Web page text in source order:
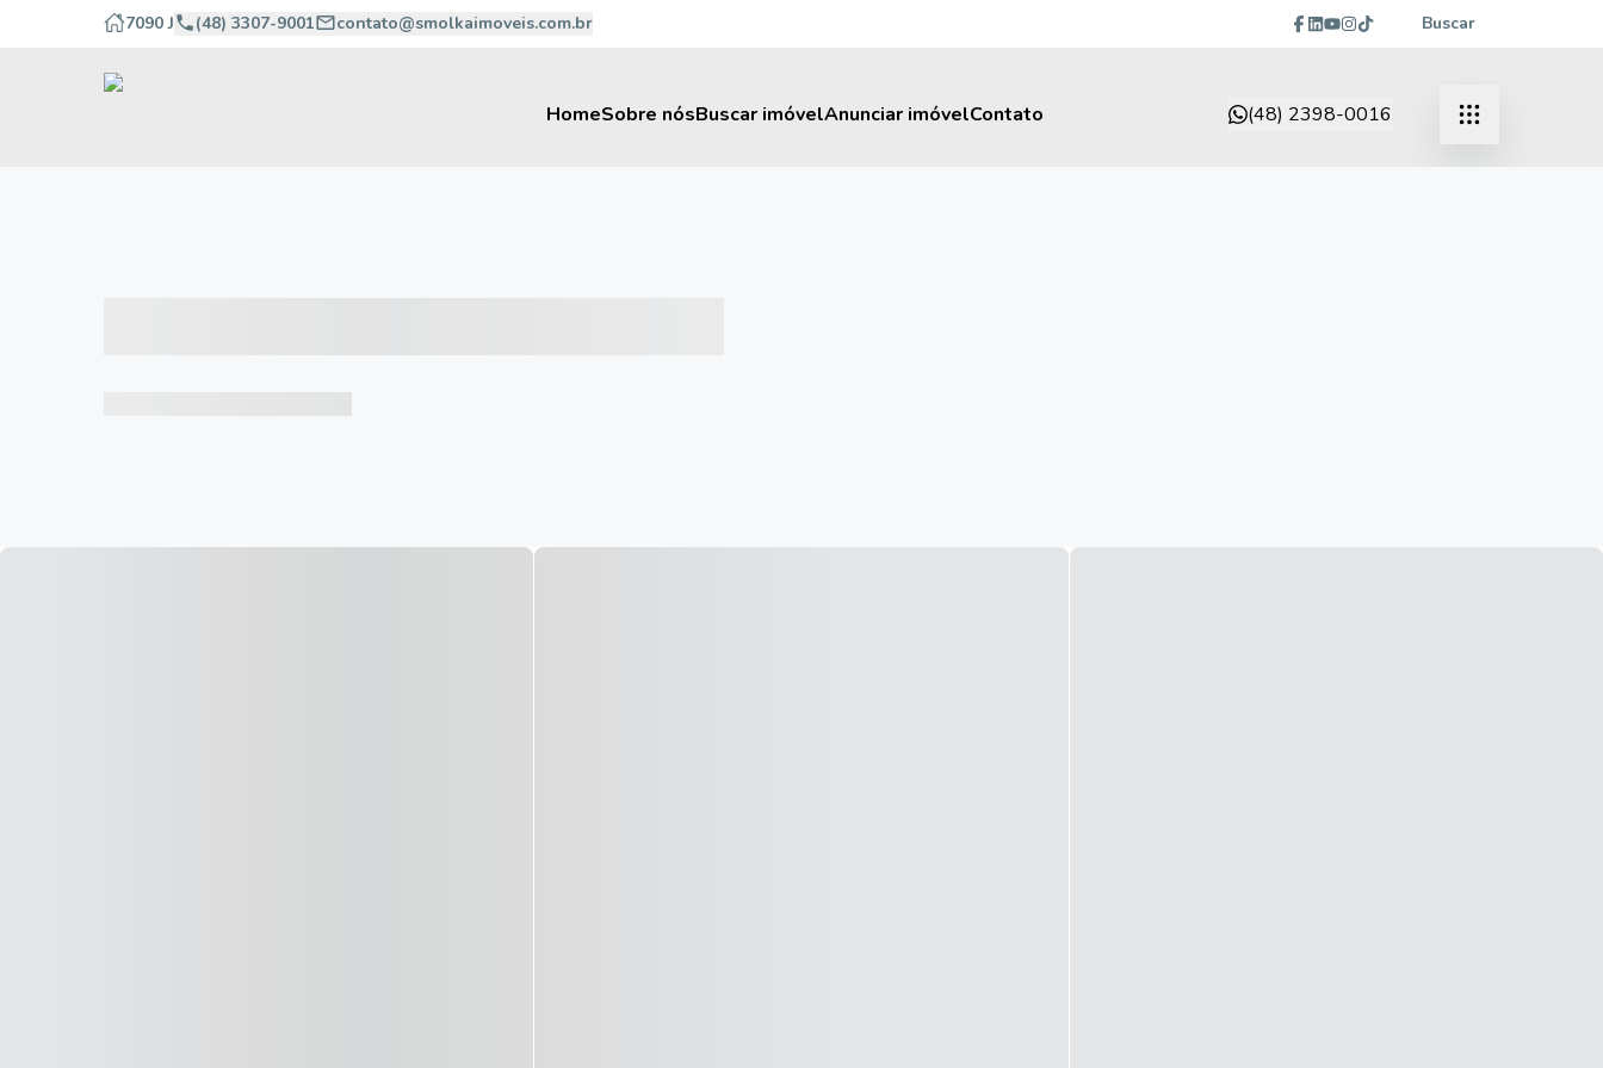
7090 J (48) 3307-9001 contato@smolkaimoveis.com.br Buscar
HomeSobre nósBuscar imóvelAnunciar imóvelContato (48) 2398-0016